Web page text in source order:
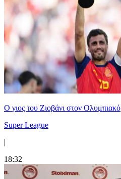
Ο γιος του Ζιοβάνι στον Ολυμπιακό
Super League
|
18:32